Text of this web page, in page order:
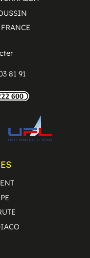
81 91